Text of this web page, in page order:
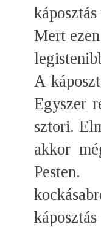
Mert
A
Egyszer
sztori.
akkor